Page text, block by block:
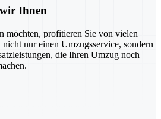
Ihnen
möchten, profitieren Sie von vielen
nur einen Umzugsservice, sondern
die Ihren Umzug noch